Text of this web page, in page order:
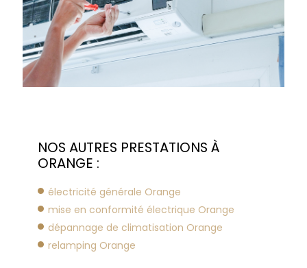
NOS AUTRES PRESTATIONS À
ORANGE :
électricité générale Orange
mise en conformité électrique Orange
dépannage de climatisation Orange
relamping Orange